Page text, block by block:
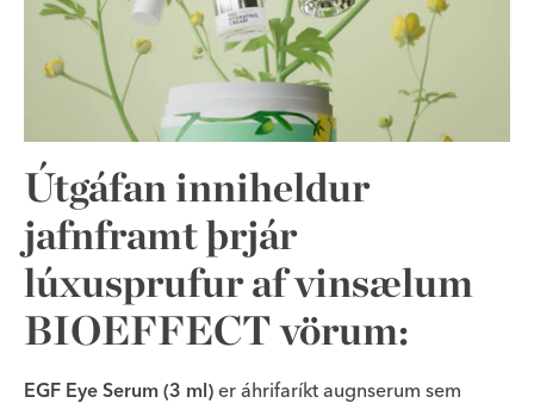
Útgáfan inniheldur
jafnframt þrjár
lúxusprufur af vinsælum
BIOEFFECT vörum:
EGF Eye Serum (3 ml) er áhrifaríkt augnserum sem